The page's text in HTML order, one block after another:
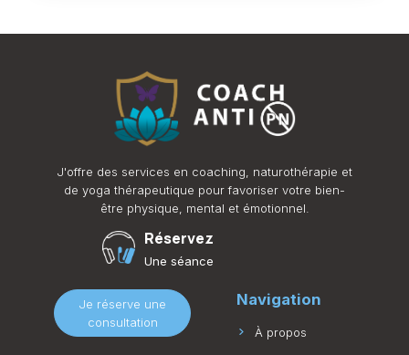
J'offre des services en coaching, naturothérapie et
de yoga thérapeutique pour favoriser votre bien-
être physique, mental et émotionnel.
Réservez
Une séance
Je réserve une
consultation
Navigation
À propos